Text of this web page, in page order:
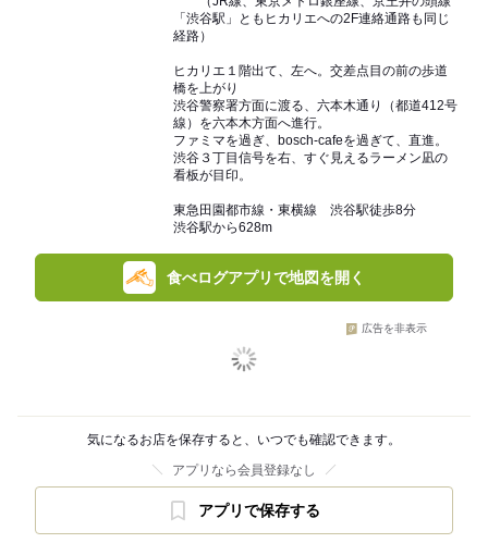
「渋谷駅」ともヒカリエへの2F連絡通路も同じ
経路）
ヒカリエ１階出て、左へ。交差点目の前の歩道
橋を上がり
渋谷警察署方面に渡る、六本木通り（都道412号
線）を六本木方面へ進行。
ファミマを過ぎ、bosch-cafeを過ぎて、直進。
渋谷３丁目信号を右、すぐ見えるラーメン凪の
看板が目印。
東急田園都市線・東横線 渋谷駅徒歩8分
渋谷駅から628m
食べログアプリで地図を開く
広告を非表示
気になるお店を保存すると、いつでも確認できます。
アプリなら会員登録なし
アプリで保存する